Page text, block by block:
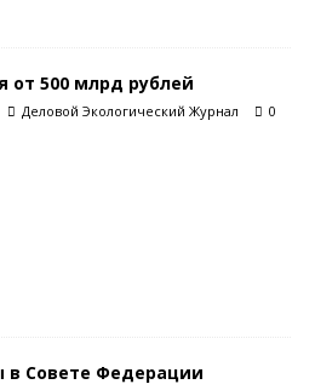
от 500 млрд рублей
Деловой Экологический Журнал 0
в Совете Федерации